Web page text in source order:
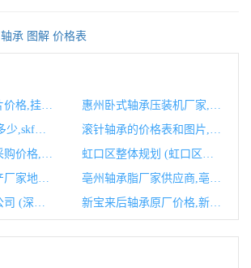
轴承 图解 价格表
新宝来后轴承原厂价格,新宝来原厂喇叭